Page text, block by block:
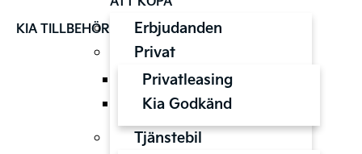
KIA TILLBEHÖR
Erbjudanden
Privat
Privatleasing
Kia Godkänd
Tjänstebil